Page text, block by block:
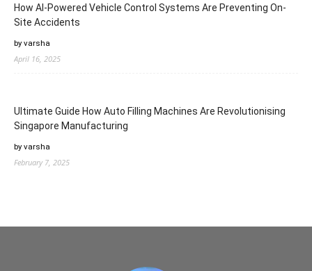
How AI-Powered Vehicle Control Systems Are Preventing On-
Site Accidents
by varsha
April 16, 2025
Ultimate Guide How Auto Filling Machines Are Revolutionising
Singapore Manufacturing
by varsha
February 7, 2025